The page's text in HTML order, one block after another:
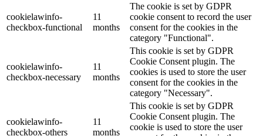
cookielawinfo-
checkbox-functional
11
months
The cookie is set by GDPR
cookie consent to record the user
consent for the cookies in the
category "Functional".
cookielawinfo-
checkbox-necessary
11
months
This cookie is set by GDPR
Cookie Consent plugin. The
cookies is used to store the user
consent for the cookies in the
category "Necessary".
cookielawinfo-
checkbox-others
11
months
This cookie is set by GDPR
Cookie Consent plugin. The
cookie is used to store the user